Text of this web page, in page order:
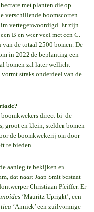
met planten die op
verschillende boomsoorten
vertegenwoordigd. Er zijn
B en weer veel met een C.
van de totaal 2500 bomen. De
in 2022 de beplanting een
bomen zal later wellicht
straks onderdeel van de
direct bij de
groot en klein, stelden bomen
de boomkwekerij om door
te bieden.
aanleg te bekijken en
dat naast Jaap Smit bestaat
Christiaan Pfeiffer. Er
‘Mauritz Upright’, een
‘Anniek’ een zuilvormige